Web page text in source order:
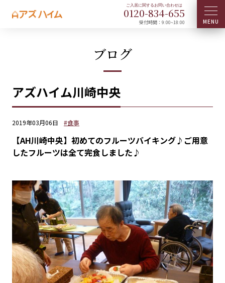
0120-834-655
受付時間：9:00~18:00
ブログ
アズハイム川崎中央
2019年03月06日 #食事
【AH川崎中央】初めてのフルーツバイキング♪ご用意
したフルーツは全て完食しました♪